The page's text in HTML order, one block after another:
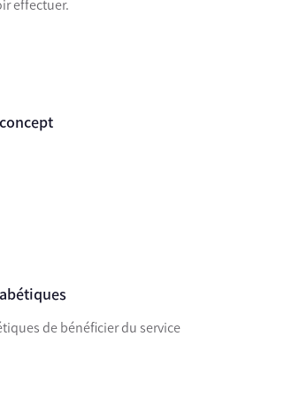
effectuer.
de bénéficier du service